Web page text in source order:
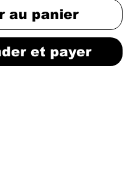
au panier
et payer